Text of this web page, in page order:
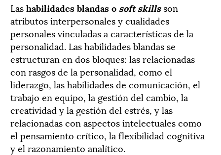
Lashabilidades blandas o soft skillsson
atributos interpersonales y cualidades
personales vinculadas a características de la
personalidad. Las habilidades blandas se
estructuran en dos bloques: las relacionadas
con rasgos de la personalidad, como el
liderazgo, las habilidades de comunicación, el
trabajo en equipo, la gestión del cambio, la
creatividad y la gestión del estrés, y las
relacionadas con aspectos intelectuales como
el pensamiento crítico, la flexibilidad cognitiva
y el razonamiento analítico.